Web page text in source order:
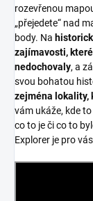
rozevřenou
„přejedete“ nad
body. Na
zajímavosti,
nedochovaly, a
svou bohatou
zejména lokality,
vám ukáže, kde
co to je či co to
Explorer je pro